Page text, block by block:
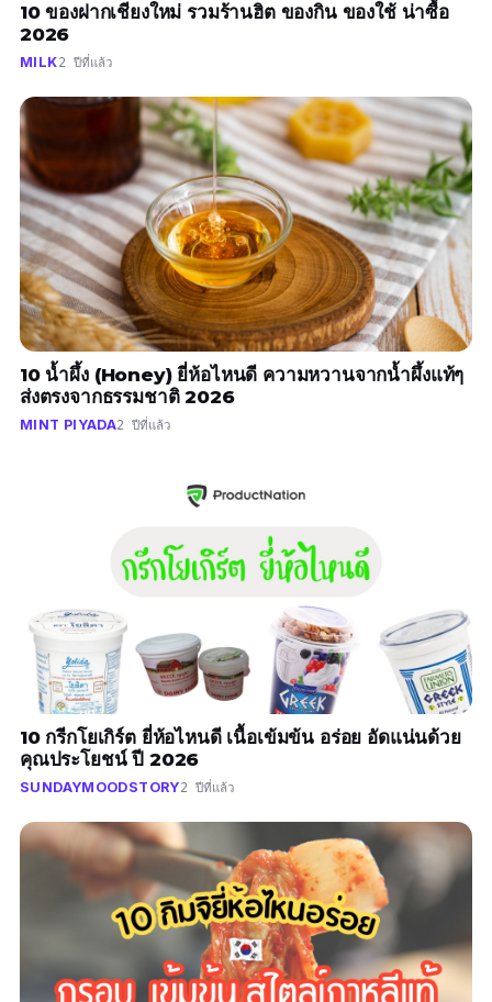
10 ของฝากเชียงใหม่ รวมร้านฮิต ของกิน ของใช้ น่าซื้อ
2026
MILK2 ปีที่แล้ว
10 น้ำผึ้ง (Honey) ยี่ห้อไหนดี ความหวานจากน้ำผึ้งแท้ๆ
ส่งตรงจากธรรมชาติ 2026
MINT PIYADA2 ปีที่แล้ว
10 กรีกโยเกิร์ต ยี่ห้อไหนดี เนื้อเข้มข้น อร่อย อัดแน่นด้วย
คุณประโยชน์ ปี 2026
SUNDAYMOODSTORY2 ปีที่แล้ว